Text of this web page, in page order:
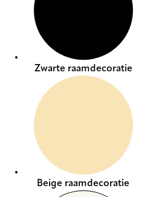
Zwarte raamdecoratie
Beige raamdecoratie